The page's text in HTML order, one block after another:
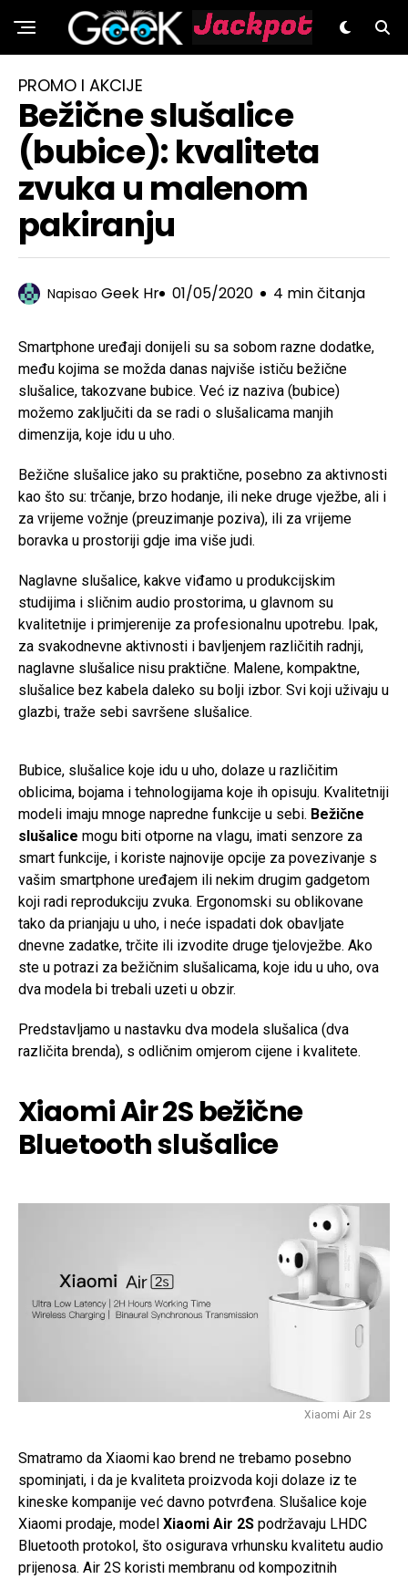
GeeK.hr
PROMO I AKCIJE
Bežične slušalice
(bubice): kvaliteta
zvuka u malenom
pakiranju
Napisao Geek Hr 01/05/2020 4 min čitanja
Smartphone uređaji donijeli su sa sobom razne dodatke,
među kojima se možda danas najviše ističu bežične
slušalice, takozvane bubice. Već iz naziva (bubice)
možemo zaključiti da se radi o slušalicama manjih
dimenzija, koje idu u uho.
Bežične slušalice jako su praktične, posebno za aktivnosti
kao što su: trčanje, brzo hodanje, ili neke druge vježbe, ali i
za vrijeme vožnje (preuzimanje poziva), ili za vrijeme
boravka u prostoriji gdje ima više judi.
Naglavne slušalice, kakve viđamo u produkcijskim
studijima i sličnim audio prostorima, u glavnom su
kvalitetnije i primjerenije za profesionalnu upotrebu. Ipak,
za svakodnevne aktivnosti i bavljenjem različitih radnji,
naglavne slušalice nisu praktične. Malene, kompaktne,
slušalice bez kabela daleko su bolji izbor. Svi koji uživaju u
glazbi, traže sebi savršene slušalice.
Bubice, slušalice koje idu u uho, dolaze u različitim
oblicima, bojama i tehnologijama koje ih opisuju. Kvalitetniji
modeli imaju mnoge napredne funkcije u sebi. Bežične
slušalice mogu biti otporne na vlagu, imati senzore za
smart funkcije, i koriste najnovije opcije za povezivanje s
vašim smartphone uređajem ili nekim drugim gadgetom
koji radi reprodukciju zvuka. Ergonomski su oblikovane
tako da prianjaju u uho, i neće ispadati dok obavljate
dnevne zadatke, trčite ili izvodite druge tjelovježbe. Ako
ste u potrazi za bežičnim slušalicama, koje idu u uho, ova
dva modela bi trebali uzeti u obzir.
Predstavljamo u nastavku dva modela slušalica (dva
različita brenda), s odličnim omjerom cijene i kvalitete.
Xiaomi Air 2S bežične
Bluetooth slušalice
Xiaomi Air 2s
Smatramo da Xiaomi kao brend ne trebamo posebno
spominjati, i da je kvaliteta proizvoda koji dolaze iz te
kineske kompanije već davno potvrđena. Slušalice koje
Xiaomi prodaje, model Xiaomi Air 2S podržavaju LHDC
Bluetooth protokol, što osigurava vrhunsku kvalitetu audio
prijenosa. Air 2S koristi membranu od kompozitnih